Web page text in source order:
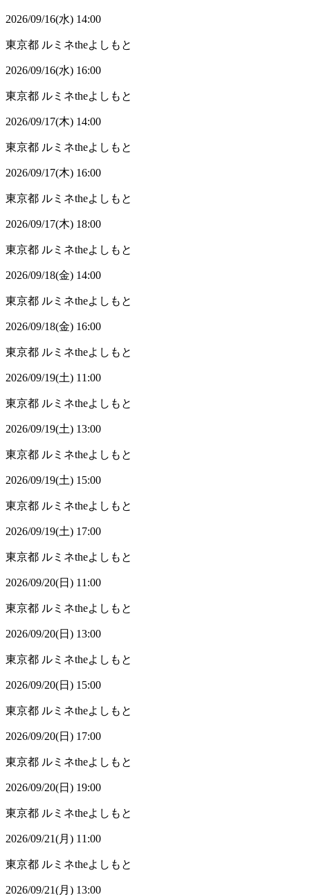
2026/09/16(水) 14:00
東京都 ルミネtheよしもと
2026/09/16(水) 16:00
東京都 ルミネtheよしもと
2026/09/17(木) 14:00
東京都 ルミネtheよしもと
2026/09/17(木) 16:00
東京都 ルミネtheよしもと
2026/09/17(木) 18:00
東京都 ルミネtheよしもと
2026/09/18(金) 14:00
東京都 ルミネtheよしもと
2026/09/18(金) 16:00
東京都 ルミネtheよしもと
2026/09/19(土) 11:00
東京都 ルミネtheよしもと
2026/09/19(土) 13:00
東京都 ルミネtheよしもと
2026/09/19(土) 15:00
東京都 ルミネtheよしもと
2026/09/19(土) 17:00
東京都 ルミネtheよしもと
2026/09/20(日) 11:00
東京都 ルミネtheよしもと
2026/09/20(日) 13:00
東京都 ルミネtheよしもと
2026/09/20(日) 15:00
東京都 ルミネtheよしもと
2026/09/20(日) 17:00
東京都 ルミネtheよしもと
2026/09/20(日) 19:00
東京都 ルミネtheよしもと
2026/09/21(月) 11:00
東京都 ルミネtheよしもと
2026/09/21(月) 13:00